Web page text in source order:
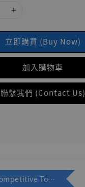
立即購買 (Buy Now)
加入購物車
聯繫我們 (Contact Us)
加購優惠【Competitive Toys 梅西 [CM001]】